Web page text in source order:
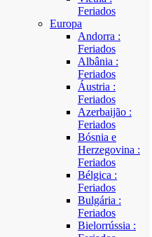
Feriados
Europa
Andorra :
Feriados
Albânia :
Feriados
Áustria :
Feriados
Azerbaijão :
Feriados
Bósnia e
Herzegovina :
Feriados
Bélgica :
Feriados
Bulgária :
Feriados
Bielorrússia :